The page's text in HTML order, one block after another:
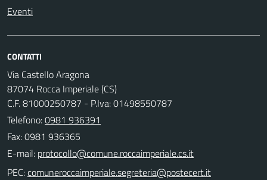
Eventi
CONTATTI
Via Castello Aragona
87074 Rocca Imperiale (CS)
C.F. 81000250787 - P.Iva: 01498550787
Telefono:0981 936391
Fax: 0981 936365
E-mail:
PEC: